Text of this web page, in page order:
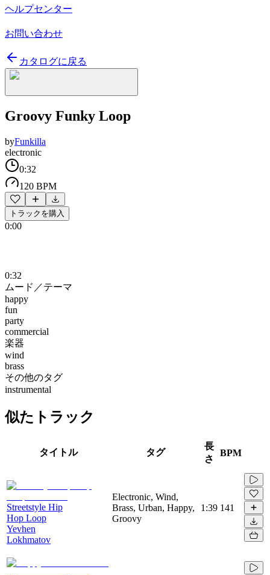
ヘルプセンター
お問い合わせ
カタログに戻る
Groovy Funky Loop
byFunkilla
electronic
0:32
120 BPM
トラックを購入
0:00
0:32
ムード／テーマ
happy
fun
party
commercial
楽器
wind
brass
その他のタグ
instrumental
似たトラック
タイトル タグ
長
さ
BPM
Streetstyle Hip
Hop Loop
Yevhen
Lokhmatov
Electronic, Wind,
Brass, Urban, Happy,
Groovy
1:39 141